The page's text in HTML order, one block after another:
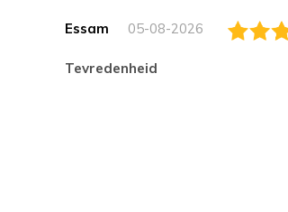
Essam 05-08-2026
tevredenheid